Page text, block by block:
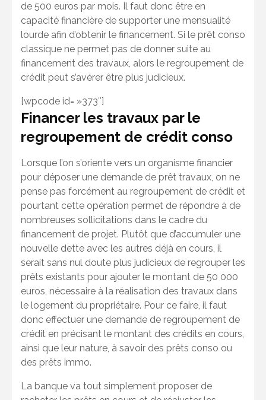
de 500 euros par mois. Il faut donc être en
capacité financière de supporter une mensualité
lourde afin d’obtenir le financement. Si le prêt conso
classique ne permet pas de donner suite au
financement des travaux, alors le regroupement de
crédit peut s’avérer être plus judicieux.
[wpcode id= »373″]
Financer les travaux par le
regroupement de crédit conso
Lorsque l’on s’oriente vers un organisme financier
pour déposer une demande de prêt travaux, on ne
pense pas forcément au regroupement de crédit et
pourtant cette opération permet de répondre à de
nombreuses sollicitations dans le cadre du
financement de projet. Plutôt que d’accumuler une
nouvelle dette avec les autres déjà en cours, il
serait sans nul doute plus judicieux de regrouper les
prêts existants pour ajouter le montant de 50 000
euros, nécessaire à la réalisation des travaux dans
le logement du propriétaire. Pour ce faire, il faut
donc effectuer une demande de regroupement de
crédit en précisant le montant des crédits en cours,
ainsi que leur nature, à savoir des prêts conso ou
des prêts immo.
La banque va tout simplement proposer de